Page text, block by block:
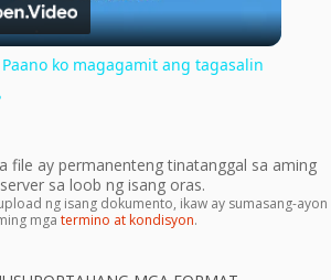
Video
ko magagamit ang tagasalin
file ay permanenteng tinatanggal sa aming
sa loob ng isang oras.
ng isang dokumento, ikaw ay sumasang-ayon
mga termino at kondisyon.